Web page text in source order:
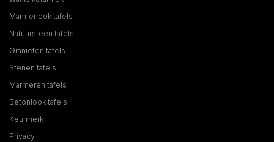
Marmerlook tafels
Natuursteen tafels
Granieten tafels
Stenen tafels
Marmeren tafels
Betonlook tafels
Keurmerk
Privacy